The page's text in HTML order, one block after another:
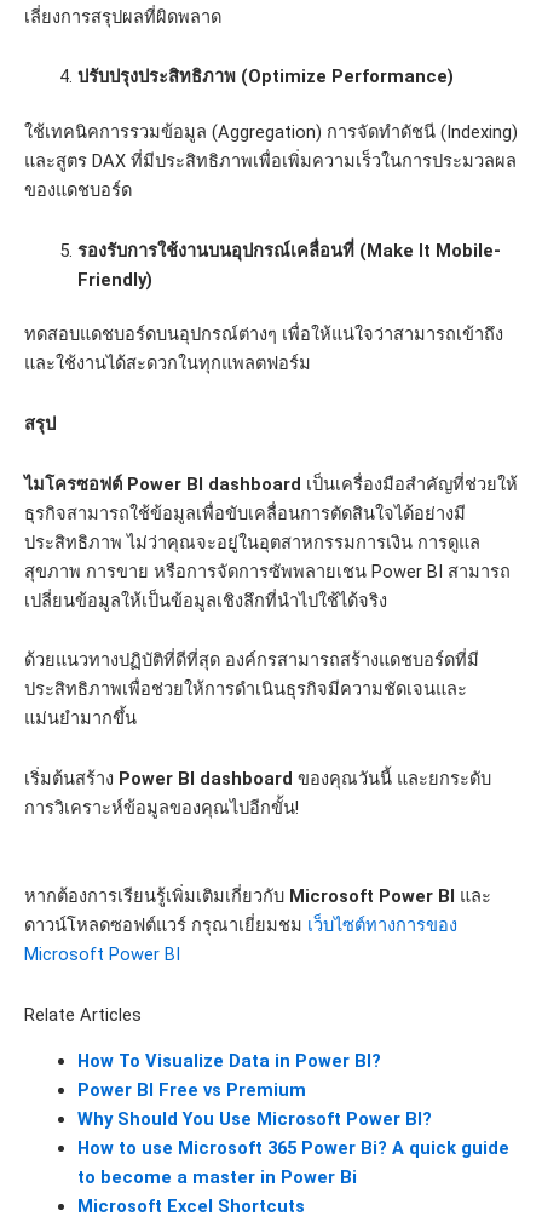
เลี่ยงการสรุปผลที่ผิดพลาด
ปรับปรุงประสิทธิภาพ (Optimize Performance)
ใช้เทคนิคการรวมข้อมูล (Aggregation) การจัดทำดัชนี (Indexing)
และสูตร DAX ที่มีประสิทธิภาพเพื่อเพิ่มความเร็วในการประมวลผล
ของแดชบอร์ด
รองรับการใช้งานบนอุปกรณ์เคลื่อนที่ (Make It Mobile-
Friendly)
ทดสอบแดชบอร์ดบนอุปกรณ์ต่างๆ เพื่อให้แน่ใจว่าสามารถเข้าถึง
และใช้งานได้สะดวกในทุกแพลตฟอร์ม
สรุป
ไมโครซอฟต์ Power BI dashboard เป็นเครื่องมือสำคัญที่ช่วยให้
ธุรกิจสามารถใช้ข้อมูลเพื่อขับเคลื่อนการตัดสินใจได้อย่างมี
ประสิทธิภาพ ไม่ว่าคุณจะอยู่ในอุตสาหกรรมการเงิน การดูแล
สุขภาพ การขาย หรือการจัดการซัพพลายเชน Power BI สามารถ
เปลี่ยนข้อมูลให้เป็นข้อมูลเชิงลึกที่นำไปใช้ได้จริง
ด้วยแนวทางปฏิบัติที่ดีที่สุด องค์กรสามารถสร้างแดชบอร์ดที่มี
ประสิทธิภาพเพื่อช่วยให้การดำเนินธุรกิจมีความชัดเจนและ
แม่นยำมากขึ้น
เริ่มต้นสร้าง Power BI dashboard ของคุณวันนี้ และยกระดับ
การวิเคราะห์ข้อมูลของคุณไปอีกขั้น!
หากต้องการเรียนรู้เพิ่มเติมเกี่ยวกับ Microsoft Power BI และ
ดาวน์โหลดซอฟต์แวร์ กรุณาเยี่ยมชม เว็บไซต์ทางการของ
Microsoft Power BI
Relate Articles
How To Visualize Data in Power BI?
Power BI Free vs Premium
Why Should You Use Microsoft Power BI?
How to use Microsoft 365 Power Bi? A quick guide
to become a master in Power Bi
Microsoft Excel Shortcuts